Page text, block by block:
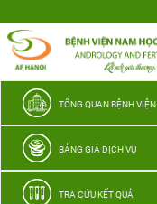
thương
TỔNG QUAN BỆNH VIỆN
BẢNG GIÁ DỊCH VỤ
TRA CỨU KẾT QUẢ